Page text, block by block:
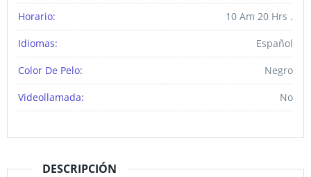
Horario: 10 Am 20 Hrs .
Idiomas: Español
Color De Pelo: Negro
Videollamada: No
DESCRIPCIÓN